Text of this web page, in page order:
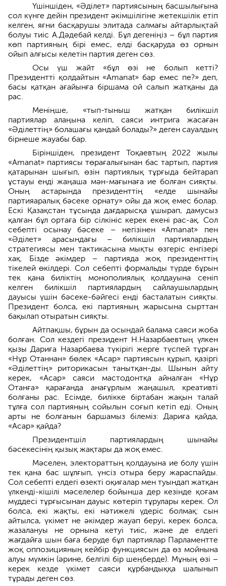
Үшіншіден, «Әділет» партиясының басшылығына
сол күнге дейін президент әкімшілігіне жетекшілік етіп
келген, яғни басқарушы элитада салмағы айтарлықтай
болуы тиіс А.Дәдебай келді. Бұл дегеніңіз – бұл партия
көп партияның бірі емес, елді басқаруда өз орнын
ойып алғысы келетін партия деген сөз.
Осы үш жайт «бұл өзі не болып кетті?
Президентті қолдайтын «Аmanat» бар емес пе?» деп,
басы қатқан ағайынға біршама ой салып жатқаны да
рас.
Меніңше, «тып-тыныш жатқан билікшіл
партиялар алаңына келіп, саяси интрига жасаған
«Әділеттің» болашағы қандай болады?» деген сауалдың
бірнеше жауабы бар.
Біріншіден, президент Тоқаевтың 2022 жылы
«Аmanat» партиясы төрағалығынан бас тартып, партия
қатарынан шығып, өзін партиялық тұрғыда бейтарап
ұстауы енді жаңаша мән-мағынаға ие болған сияқты.
Оның астарында президенттің «елде шынайы
партияаралық бәсеке орнату» ойы да жоқ емес болар.
Ескі Қазақстан тұсында дағдарысқа ұшырап, дамусыз
қалған бұл ортаға бір сілкініс керек екені рас-ақ. Сол
себепті осынау бәсеке – негізінен «Аmanat» пен
«Әділет» арасындағы – билікшіл партиялардың
стратегиясы мен тактикасына мықты өзгеріс енгізері
хақ. Бізде әкімдер – партияда жоқ президенттің
тікелей өкілдері. Сол себепті формальды түрде бұрын
тек қана биліктің монополиялық қолдауына сеніп
келген билікшіл партиялардың сайлаушылардың
дауысы үшін бәсеке-бәйгесі енді басталатын сияқты.
Президент болса, екі партияның жарысына сырттан
бақылап отыратын сияқты.
Айтпақшы, бұрын да осындай балама саяси жоба
болған. Сол кездегі президент Н.Назарбаевтың үлкен
қызы Дариға Назарбаева түкірігі жерге түспей тұрған
«Нұр Отаннан» бөлек «Асар» партиясын құрып, қазіргі
«Әділеттің» риторикасын танытқан-ды. Шынын айту
керек, «Асар» саяси мастодонтқа айналған «Нұр
Отанға» қарағанда анағұрлым жаңашыл, креативті
болғаны рас. Есімде, билікке біртабан жақын талай
тұлға сол партияның сойылын соғып кетіп еді. Оның
арты не болғанын баршамыз білеміз: Дариға қайда,
«Асар» қайда?
Президентшіл партиялардың шынайы
бәсекесінің қызық жақтары да жоқ емес.
Мәселен, электораттың қолдауына ие болу үшін
тек қана бас шұлғып, үнсіз отыра беру жараспайды.
Сол себепті елдегі өзекті оқиғалар мен туындап жатқан
үлкенді-кішілі мәселелер бойынша дер кезінде қоғам
мүддесі тұрғысынан дауыс көтеріп тұрулары керек. Ол
болса, екі жақты, екі нәтижелі үдеріс болмақ: сын
айтылса, үкімет не әкімдер жауап беруі, керек болса,
жазалануы не орнына кетуі тиіс, және де елдегі
жағдайға шын баға беруде бұл партиялар Парламентте
жоқ оппозицияның кейбір функциясын да өз мойнына
алуы мүмкін (әрине, белгілі бір шеңберде). Мұның өзі –
керек кезде үкімет саяси құрбандыққа шалынып
тұрады деген сөз.